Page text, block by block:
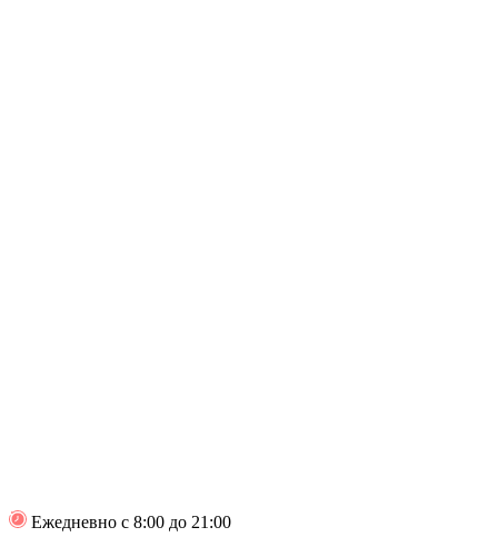
Ежедневно с 8:00 до 21:00